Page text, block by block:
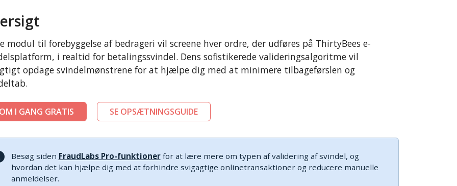
modul til forebyggelse af bedrageri vil screene hver ordre, der udføres på ThirtyBees e-
i realtid for betalingssvindel. Dens sofistikerede valideringsalgoritme vil
opdage svindelmønstrene for at hjælpe dig med at minimere tilbageførslen og
I GANG GRATIS SE OPSÆTNINGSGUIDE
Besøg siden FraudLabs Pro-funktionerfor at lære mere om typen af validering af svindel, og
hvordan det kan hjælpe dig med at forhindre svigagtige onlinetransaktioner og reducere manuelle
anmeldelser.